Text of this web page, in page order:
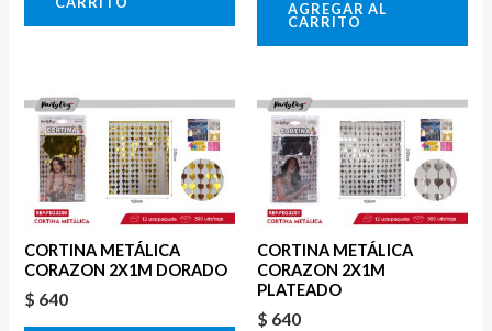
AGREGAR AL
CARRITO
CORTINA METÁLICA
CORAZON 2X1M DORADO
$ 640
CORTINA METÁLICA
CORAZON 2X1M
PLATEADO
$ 640